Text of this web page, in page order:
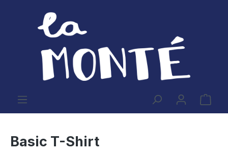
Zum Hauptinhalt springen
Basic T-Shirt